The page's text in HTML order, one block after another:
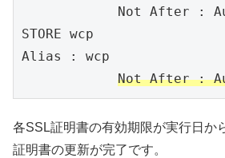
Not After :
STORE wcp
Alias :	wcp
Not After :
各SSL証明書の有効期限が実行日か
証明書の更新が完了です。